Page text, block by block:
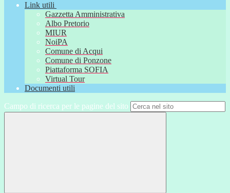
Link utili
Gazzetta Amministrativa
Albo Pretorio
MIUR
NoiPA
Comune di Acqui
Comune di Ponzone
Piattaforma SOFIA
Virtual Tour
Documenti utili
Campo di ricerca per le pagine del sito